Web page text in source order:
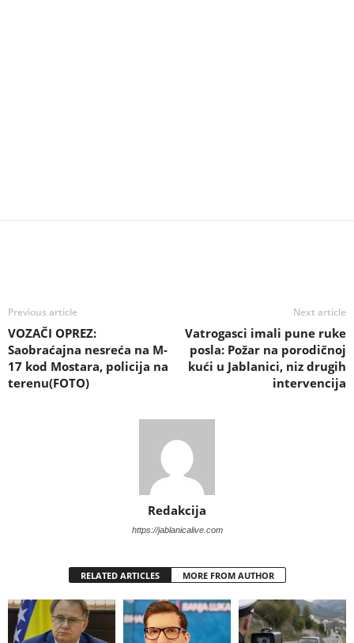
Previous article
VOZAČI OPREZ:
Saobraćajna nesreća na M-
17 kod Mostara, policija na
terenu(FOTO)
Next article
Vatrogasci imali pune ruke
posla: Požar na porodičnoj
kući u Jablanici, niz drugih
intervencija
Redakcija
https://jablanicalive.com
RELATED ARTICLES MORE FROM AUTHOR